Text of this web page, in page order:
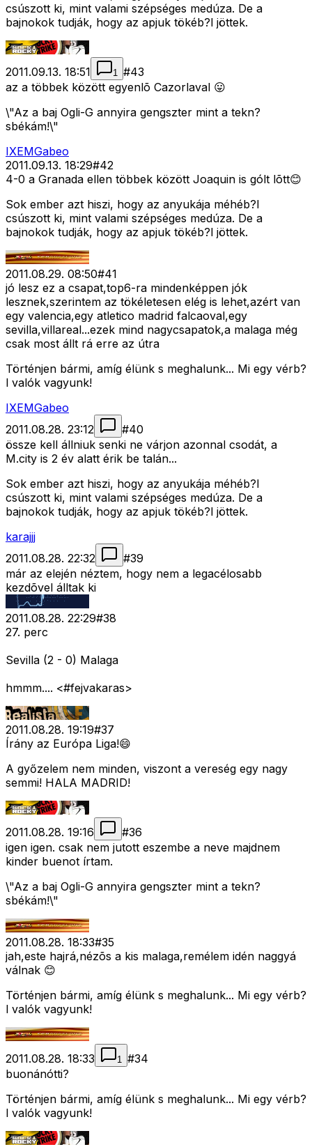
csúszott ki, mint valami szépséges medúza. De a
bajnokok tudják, hogy az apjuk tökéb?l jöttek.
2011.09.13. 18:51 1 #43
az a többek között egyenlõ Cazorlaval 😛
\"Az a baj Ogli-G annyira gengszter mint a tekn?
sbékám!\"
IXEMGabeo
2011.09.13. 18:29#42
4-0 a Granada ellen többek között Joaquin is gólt lõtt😊
Sok ember azt hiszi, hogy az anyukája méhéb?l
csúszott ki, mint valami szépséges medúza. De a
bajnokok tudják, hogy az apjuk tökéb?l jöttek.
2011.08.29. 08:50#41
jó lesz ez a csapat,top6-ra mindenképpen jók
lesznek,szerintem az tökéletesen elég is lehet,azért van
egy valencia,egy atletico madrid falcaoval,egy
sevilla,villareal...ezek mind nagycsapatok,a malaga még
csak most állt rá erre az útra
Történjen bármi, amíg élünk s meghalunk... Mi egy vérb?
l valók vagyunk!
IXEMGabeo
2011.08.28. 23:12
#40
össze kell állniuk senki ne várjon azonnal csodát, a
M.city is 2 év alatt érik be talán...
Sok ember azt hiszi, hogy az anyukája méhéb?l
csúszott ki, mint valami szépséges medúza. De a
bajnokok tudják, hogy az apjuk tökéb?l jöttek.
karajjj
2011.08.28. 22:32
#39
már az elején néztem, hogy nem a legacélosabb
kezdõvel álltak ki
2011.08.28. 22:29#38
27. perc
Sevilla (2 - 0) Malaga
hmmm.... <#fejvakaras>
2011.08.28. 19:19#37
Írány az Európa Liga!😄
A győzelem nem minden, viszont a vereség egy nagy
semmi! HALA MADRID!
2011.08.28. 19:16 #36
igen igen. csak nem jutott eszembe a neve majdnem
kinder buenot írtam.
\"Az a baj Ogli-G annyira gengszter mint a tekn?
sbékám!\"
2011.08.28. 18:33#35
jah,este hajrá,nézõs a kis malaga,remélem idén naggyá
válnak 😊
Történjen bármi, amíg élünk s meghalunk... Mi egy vérb?
l valók vagyunk!
2011.08.28. 18:33 1 #34
buonánótti?
Történjen bármi, amíg élünk s meghalunk... Mi egy vérb?
l valók vagyunk!